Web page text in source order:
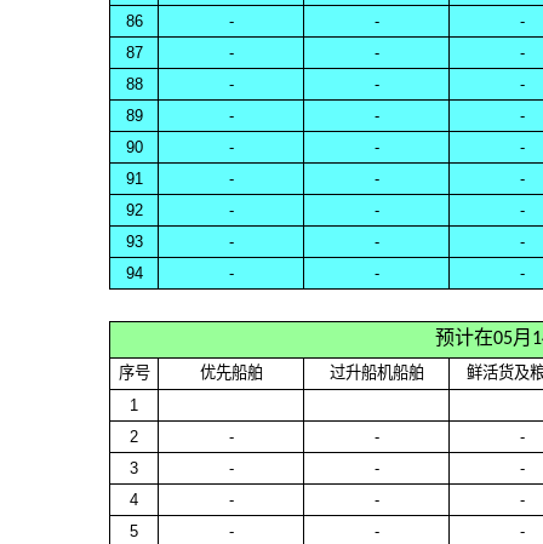
86
- -
-
87
- -
-
88
- -
-
89
- -
-
90
- -
-
91
- -
-
92
- -
-
93
- -
-
94
- - -
预计在05月
序号 优先船舶 过升船机船舶 鲜活货及
1
2
- -
-
3
- -
-
4
- -
-
5
- -
-